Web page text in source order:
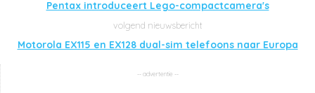
Pentax introduceert Lego-compactcamera's
Motorola EX115 en EX128 dual-sim telefoons naar Europa